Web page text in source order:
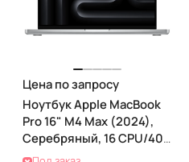
Цена по запросу
Ноутбук Apple MacBook
Pro 16" M4 Max (2024),
Серебряный, 16 CPU/40
GPU, 48 RAM 2ТБ SSD